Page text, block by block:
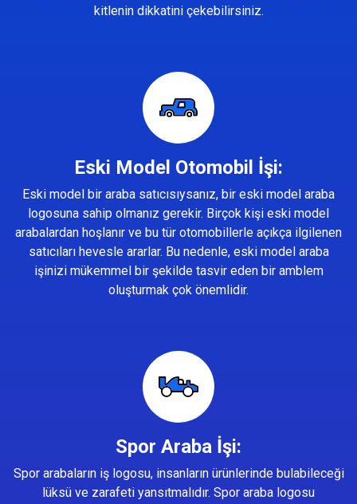
kitlenin dikkatini çekebilirsiniz.
Eski Model Otomobil İşi:
Eski model bir araba satıcısıysanız, bir eski model araba
logosuna sahip olmanız gerekir. Birçok kişi eski model
arabalardan hoşlanır ve bu tür otomobillerle açıkça ilgilenen
satıcıları hevesle ararlar. Bu nedenle, eski model araba
işinizi mükemmel bir şekilde tasvir eden bir amblem
oluşturmak çok önemlidir.
Spor Araba İşi:
Spor arabaların iş logosu, insanların ürünlerinde bulabileceği
lüksü ve zarafeti yansıtmalıdır. Spor araba logosu